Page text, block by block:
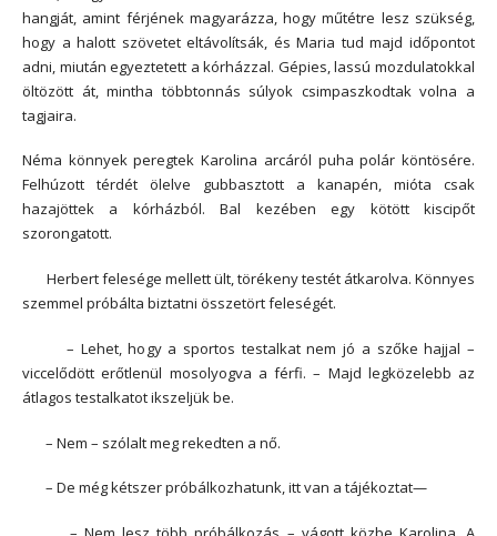
hangját, amint férjének magyarázza, hogy műtétre lesz szükség,
hogy a halott szövetet eltávolítsák, és Maria tud majd időpontot
adni, miután egyeztetett a kórházzal. Gépies, lassú mozdulatokkal
öltözött át, mintha többtonnás súlyok csimpaszkodtak volna a
tagjaira.
Néma könnyek peregtek Karolina arcáról puha polár köntösére.
Felhúzott térdét ölelve gubbasztott a kanapén, mióta csak
hazajöttek a kórházból. Bal kezében egy kötött kiscipőt
szorongatott.
Herbert felesége mellett ült, törékeny testét átkarolva. Könnyes
szemmel próbálta biztatni összetört feleségét.
– Lehet, hogy a sportos testalkat nem jó a szőke hajjal –
viccelődött erőtlenül mosolyogva a férfi. – Majd legközelebb az
átlagos testalkatot ikszeljük be.
– Nem – szólalt meg rekedten a nő.
– De még kétszer próbálkozhatunk, itt van a tájékoztat—